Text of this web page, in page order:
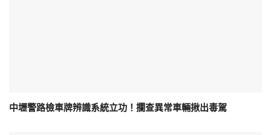
中壢警路檢車牌辨識系統立功！攔查異常車輛揪出毒駕